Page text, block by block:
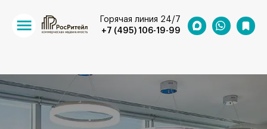
+7 (495) 106-19-99
Горячая линия 24/7